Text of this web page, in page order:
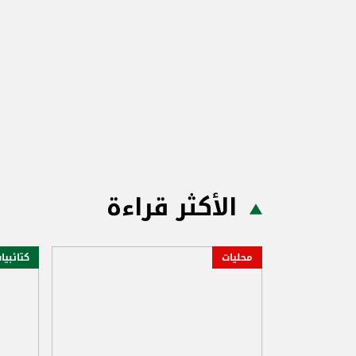
الأكثر قراءة
محليات